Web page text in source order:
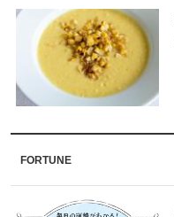
FORTUNE